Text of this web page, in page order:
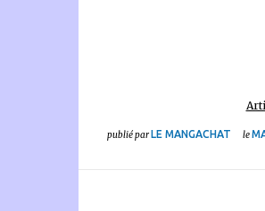
publié parLE MANGACHAT le